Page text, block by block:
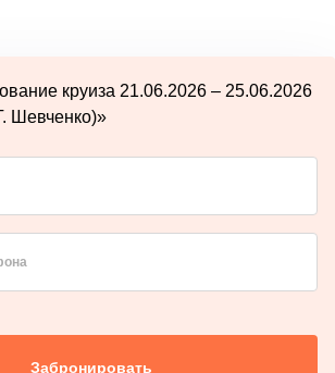
круиза 21.06.2026 – 25.06.2026
Шевченко)»
Забронировать